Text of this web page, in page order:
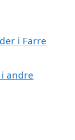
i Farre
andre